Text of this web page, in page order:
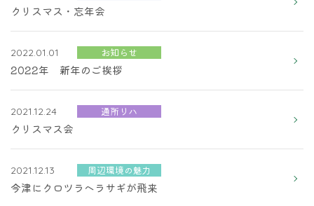
クリスマス・忘年会
2022.01.01 お知らせ
2022年 新年のご挨拶
2021.12.24 通所リハ
クリスマス会
2021.12.13 周辺環境の魅力
今津にクロツラヘラサギが飛来